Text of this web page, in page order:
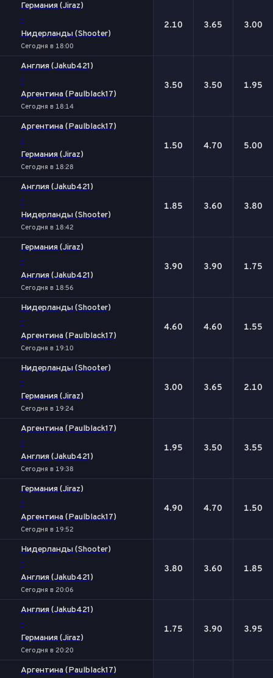
Германия (Jiraz)
-
Нидерланды (Shooter)
Сегодня в 18:00
2.10 3.65 3.00
Англия (Jakub421)
-
Аргентина (Paulblack17)
Сегодня в 18:14
3.50 3.50 1.95
Аргентина (Paulblack17)
-
Германия (Jiraz)
Сегодня в 18:28
1.50 4.70 5.00
Англия (Jakub421)
-
Нидерланды (Shooter)
Сегодня в 18:42
1.85 3.60 3.80
Германия (Jiraz)
-
Англия (Jakub421)
Сегодня в 18:56
3.90 3.90 1.75
Нидерланды (Shooter)
-
Аргентина (Paulblack17)
Сегодня в 19:10
4.60 4.60 1.55
Нидерланды (Shooter)
-
Германия (Jiraz)
Сегодня в 19:24
3.00 3.65 2.10
Аргентина (Paulblack17)
-
Англия (Jakub421)
Сегодня в 19:38
1.95 3.50 3.55
Германия (Jiraz)
-
Аргентина (Paulblack17)
Сегодня в 19:52
4.90 4.70 1.50
Нидерланды (Shooter)
-
Англия (Jakub421)
Сегодня в 20:06
3.80 3.60 1.85
Англия (Jakub421)
-
Германия (Jiraz)
Сегодня в 20:20
1.75 3.90 3.95
Аргентина (Paulblack17)